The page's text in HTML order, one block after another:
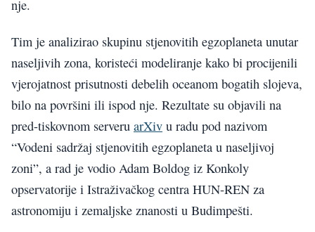
nje.
Tim je analizirao skupinu stjenovitih egzoplaneta unutar
naseljivih zona, koristeći modeliranje kako bi procijenili
vjerojatnost prisutnosti debelih oceanom bogatih slojeva,
bilo na površini ili ispod nje. Rezultate su objavili na
pred-tiskovnom serveru arXiv u radu pod nazivom
“Vodeni sadržaj stjenovitih egzoplaneta u naseljivoj
zoni”, a rad je vodio Adam Boldog iz Konkoly
opservatorije i Istraživačkog centra HUN-REN za
astronomiju i zemaljske znanosti u Budimpešti.